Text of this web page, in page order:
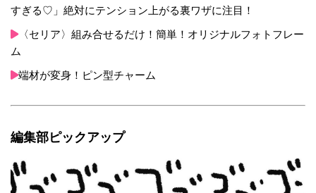
すぎる♡」絶対にテンション上がる裏ワザに注目！
〈セリア〉組み合せるだけ！簡単！オリジナルフォトフレー
ム
端材が変身！ピン型チャーム
編集部ピックアップ